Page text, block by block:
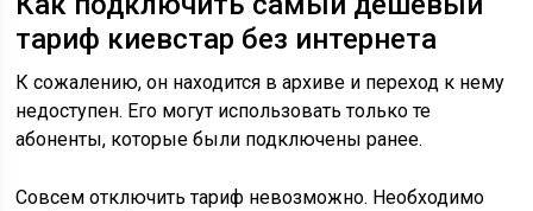
тариф киевстар без интернета
К сожалению, он находится в архиве и переход к нему
недоступен. Его могут использовать только те
абоненты, которые были подключены ранее.
Совсем отключить тариф невозможно. Необходимо